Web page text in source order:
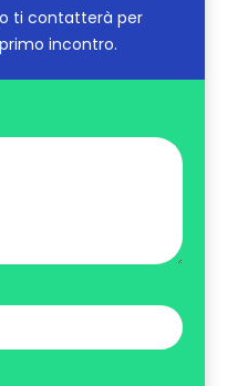
ti contatterà per
incontro.